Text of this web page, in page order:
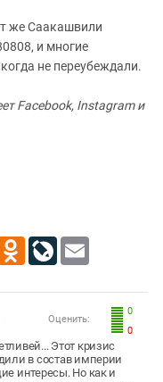
же Саакашвили
и многие
не переубеждали.
Facebook, Instagram и
Odnoklassniki
LiveJournal
Email
0
0
Оценить:
Этот кризис
в состав империи
интересы. Но как и